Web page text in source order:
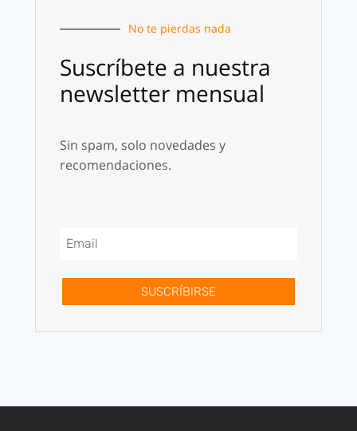
No te pierdas nada
Suscríbete a nuestra
newsletter mensual
Sin spam, solo novedades y
recomendaciones.
SUSCRÍBIRSE